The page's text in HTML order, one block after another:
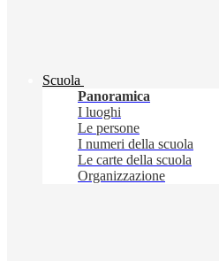
Scuola
Panoramica
I luoghi
Le persone
I numeri della scuola
Le carte della scuola
Organizzazione